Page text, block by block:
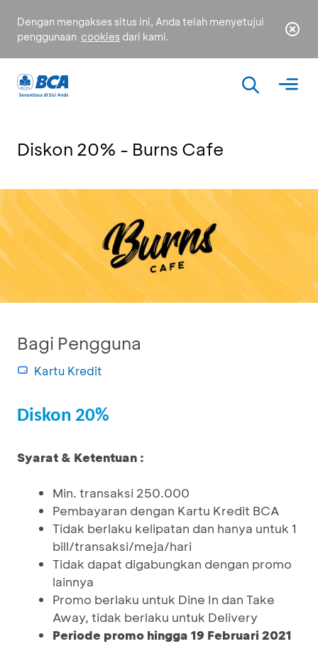
Dengan mengakses situs ini, Anda telah menyetujui
penggunaan cookies dari kami.
Diskon 20% - Burns Cafe
Bagi Pengguna
Kartu Kredit
Diskon 20%
Syarat & Ketentuan :
Min. transaksi 250.000
Pembayaran dengan Kartu Kredit BCA
Tidak berlaku kelipatan dan hanya untuk 1
bill/transaksi/meja/hari
Tidak dapat digabungkan dengan promo
lainnya
Promo berlaku untuk Dine In dan Take
Away, tidak berlaku untuk Delivery
Periode promo hingga 19 Februari 2021